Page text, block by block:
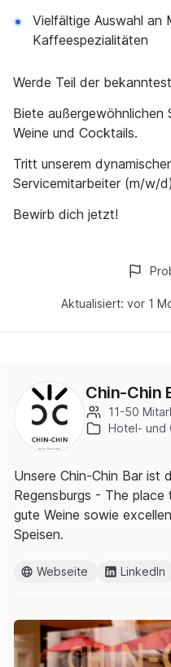
Vielfältige Auswahl an
Kaffeespezialitäten
Werde Teil der
Biete außergewöhnlichen
Weine und Cocktails.
Tritt unserem
Servicemitarbeiter (m/w/
Bewirb dich jetzt!
Aktualisiert: vor 1
Chin-Chin
11-50
Hotel- und
Unsere Chin-Chin Bar ist
Regensburgs - The
gute Weine sowie
Speisen.
Webseite LinkedIn